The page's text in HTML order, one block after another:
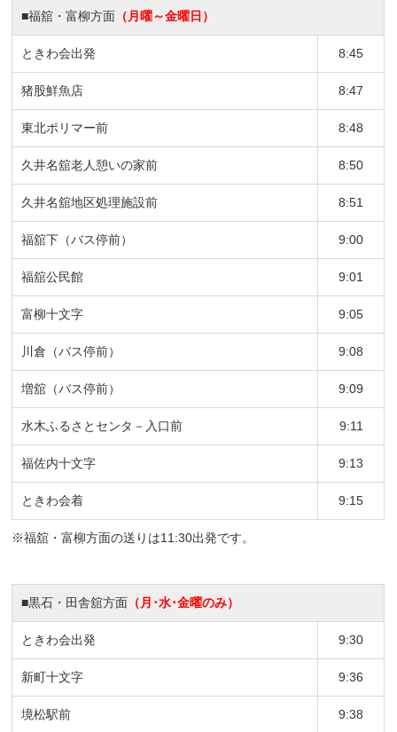
■福舘・富柳方面 （月曜～金曜日）
ときわ会出発 8:45
猪股鮮魚店 8:47
東北ポリマー前 8:48
久井名舘老人憩いの家前 8:50
久井名舘地区処理施設前 8:51
福舘下（バス停前） 9:00
福舘公民館 9:01
富柳十文字 9:05
川倉（バス停前） 9:08
増舘（バス停前） 9:09
水木ふるさとセンタ－入口前 9:11
福佐内十文字 9:13
ときわ会着 9:15
※福舘・富柳方面の送りは11:30出発です。
■黒石・田舎舘方面 （月･水･金曜のみ）
ときわ会出発 9:30
新町十文字 9:36
境松駅前 9:38